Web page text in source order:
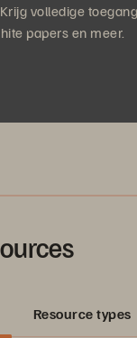
volledige
papers en meer.
Resource types